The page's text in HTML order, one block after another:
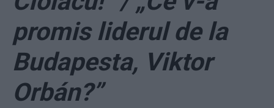
promis liderul de la
Budapesta, Viktor
Orbán?”